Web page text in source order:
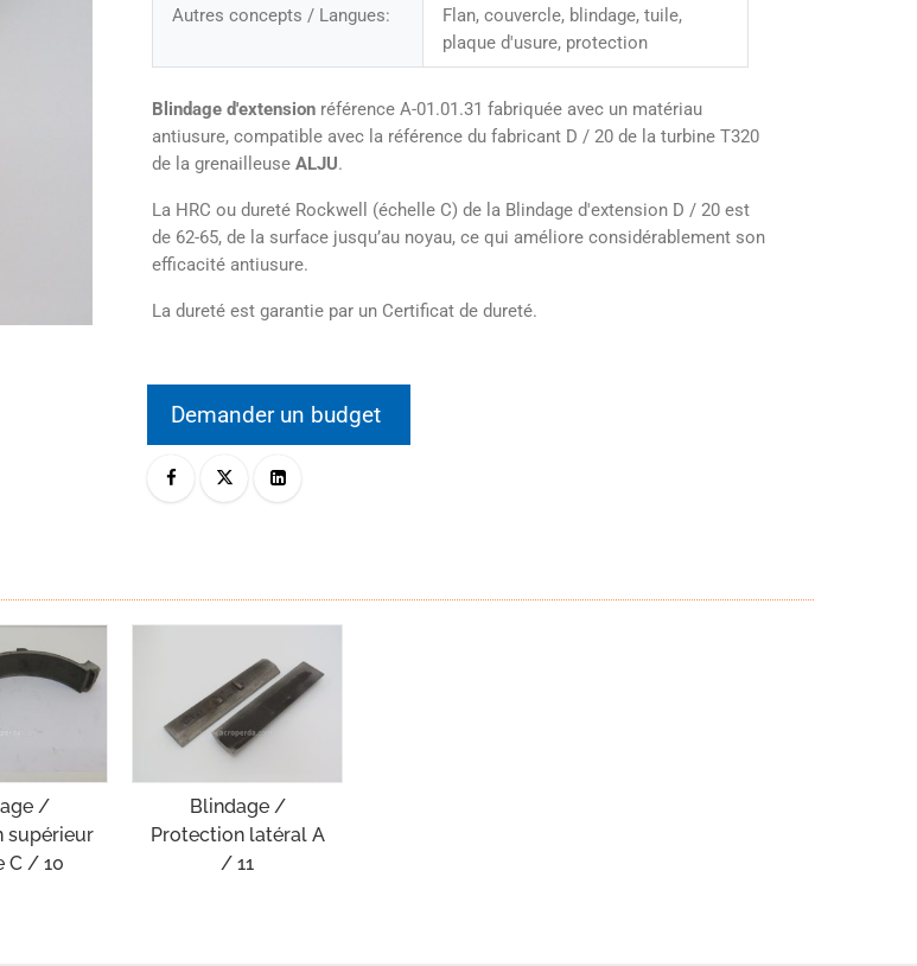
Autres concepts / Langues:
Flan, couvercle, blindage, tuile,
plaque d'usure, protection
Blindage d'extension référence A-01.01.31 fabriquée avec un matériau
antiusure, compatible avec la référence du fabricant D / 20 de la turbine T320
de la grenailleuseALJU.
La HRC ou dureté Rockwell (échelle C) de la Blindage d'extension D / 20 est
de 62-65, de la surface jusqu’au noyau, ce qui améliore considérablement son
efficacité antiusure.
La dureté est garantie par un Certificat de dureté.
Demander un budget
/
supérieur
C / 10
Blindage /
Protection latéral A
/ 11